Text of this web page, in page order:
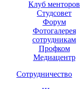
Клуб менторов
Студсовет
Форум
Фотогалерея
сотрудникам
Профком
Медиацентр
Сотрудничество